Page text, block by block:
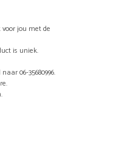
jou met de
is uniek.
06-35680996.